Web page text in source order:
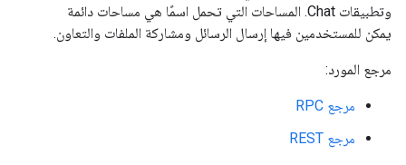
وتطبيقات Chat. المساحات التي تحمل اسمًا هي مساحات دائمة
يمكن للمستخدمين فيها إرسال الرسائل ومشاركة الملفات والتعاون.
مرجع المورد:
مرجع RPC
مرجع REST